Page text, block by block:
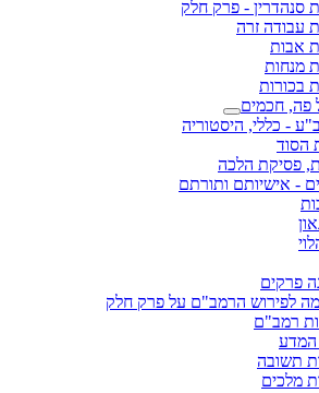
סנהדרין - פרק חלק
עבודה זרה
אבות
מנחות
בכורות
פה, חכמים
- כללי, היסטוריה
הסוד
פסיקת הלכה
- אישיותם ותורתם
פרקים
לפירוש הרמב"ם על פרק חלק
רמב"ם
תשובה
מלכים